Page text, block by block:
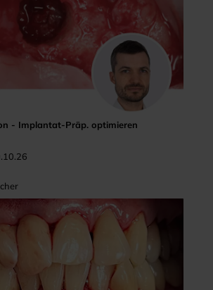
- Implantat-Präp. optimieren